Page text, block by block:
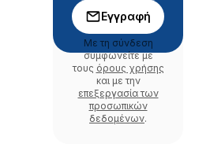
Εγγραφή
Με τη σύνδεση
συμφωνείτε με
τους όρους χρήσης
και με την
επεξεργασία των
προσωπικών
δεδομένων.